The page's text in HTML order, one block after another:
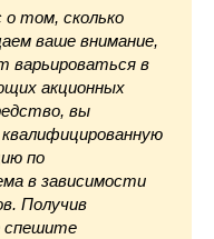
о том, сколько
ваше внимание,
варьироваться в
акционных
вы
по
в зависимости
Получив
спешите